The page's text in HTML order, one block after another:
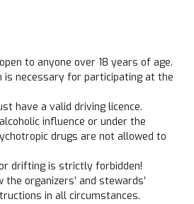
to anyone over 18 years of age.
is necessary for participating at the
have a valid driving licence.
influence or under the
drugs are not allowed to
drifting is strictly forbidden!
organizers’ and stewards’
in all circumstances.